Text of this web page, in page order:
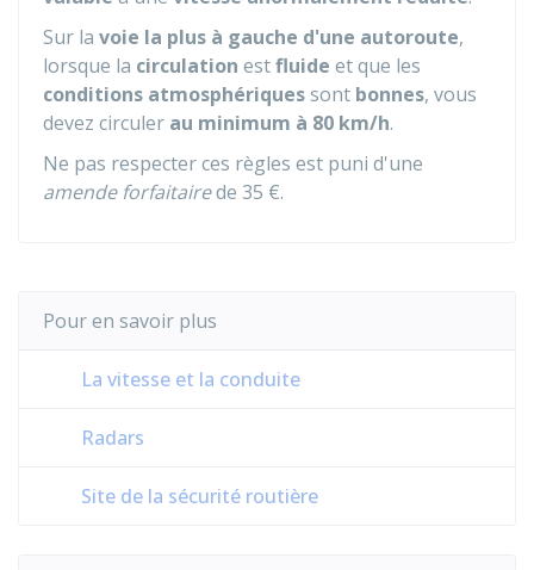
Sur la voie la plus à gauche d'une autoroute,
lorsque la circulation estfluide et que les
conditions atmosphériquessont bonnes, vous
devez circuler au minimum à 80 km/h.
Ne pas respecter ces règles est puni d'une
amende forfaitairede 35 €.
Pour en savoir plus
La vitesse et la conduite
Radars
Site de la sécurité routière